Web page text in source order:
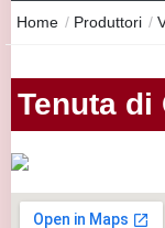
Home / Produttori /
Tenuta di